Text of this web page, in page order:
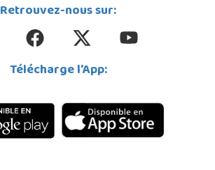
Retrouvez-nous sur:
Télécharge l'App: